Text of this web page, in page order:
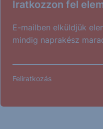
Iratkozzon fel
E-mailben elküldjük
mindig naprakész
Feliratkozás